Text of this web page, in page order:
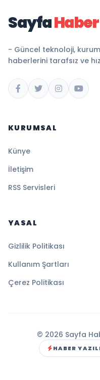
SayfaHaber
- Güncel teknoloji,
haberlerini tarafsız ve
KURUMSAL
Künye
İletişim
RSS Servisleri
YASAL
Gizlilik Politikası
Kullanım Şartları
Çerez Politikası
© 2026 Sayfa
HABER